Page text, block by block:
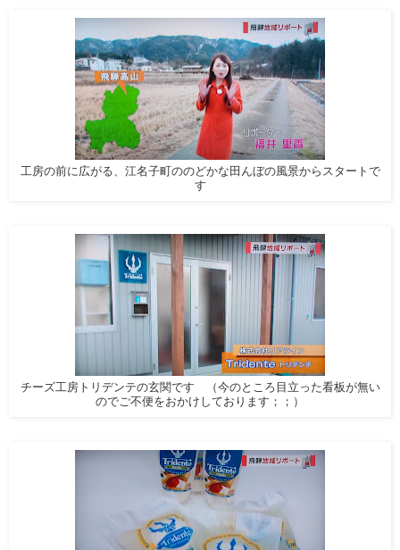
工房の前に広がる、江名子町ののどかな田んぼの風景からスタートで
す
チーズ工房トリデンテの玄関です （今のところ目立った看板が無い
のでご不便をおかけしております；；）